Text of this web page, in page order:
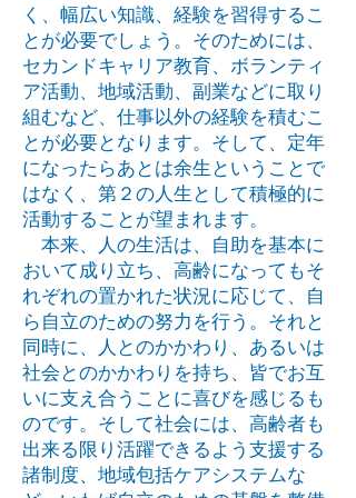
く、幅広い知識、経験を習得するこ
とが必要でしょう。そのためには、
セカンドキャリア教育、ボランティ
ア活動、地域活動、副業などに取り
組むなど、仕事以外の経験を積むこ
とが必要となります。そして、定年
になったらあとは余生ということで
はなく、第２の人生として積極的に
活動することが望まれます。
本来、人の生活は、自助を基本に
おいて成り立ち、高齢になってもそ
れぞれの置かれた状況に応じて、自
ら自立のための努力を行う。それと
同時に、人とのかかわり、あるいは
社会とのかかわりを持ち、皆でお互
いに支え合うことに喜びを感じるも
のです。そして社会には、高齢者も
出来る限り活躍できるよう支援する
諸制度、地域包括ケアシステムな